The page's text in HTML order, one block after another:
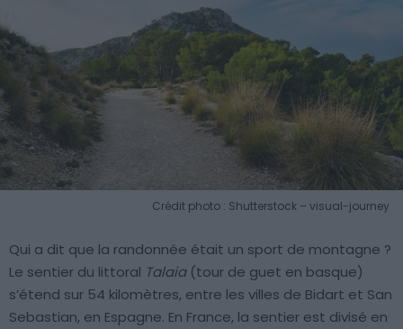
Crédit photo : Shutterstock – visual-journey
Qui a dit que la randonnée était un sport de montagne ?
Le sentier du littoral Talaia(tour de guet en basque)
s’étend sur 54 kilomètres, entre les villes de Bidart et San
Sebastian, en Espagne. En France, la sentier est divisé en